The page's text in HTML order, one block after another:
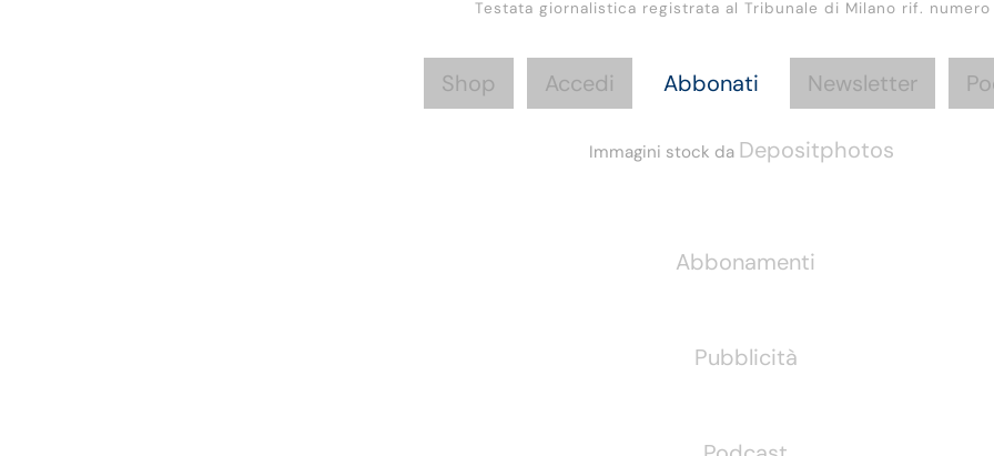
Testata giornalistica registrata al Tribunale di Milano rif. numero
Shop Accedi Abbonati Newsletter
Immagini stock da Depositphotos
Abbonamenti
Pubblicità